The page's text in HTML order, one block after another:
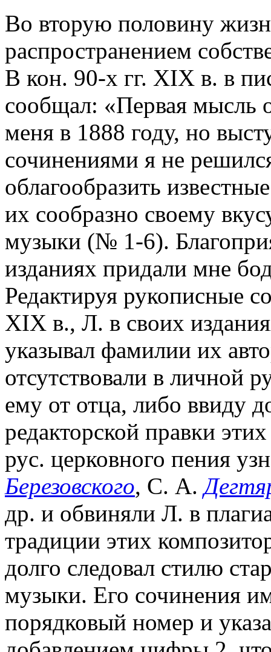
Во вторую половину
распространением
В кон. 90-х гг. XIX в. в
сообщал: «Первая мысль
меня в 1888 году, но
сочинениями я не
облагообразить
их сообразно своему
музыки (№ 1-6).
изданиях придали мне
Редактируя рукописные
XIX в., Л. в своих
указывал фамилии их
отсутствовали в личной
ему от отца, либо ввиду
редакторской правки
рус. церковного пения
Березовского, С. А.
др. и обвиняли Л. в
традиции этих
долго следовал стилю
музыки. Его сочинения
порядковый номер и